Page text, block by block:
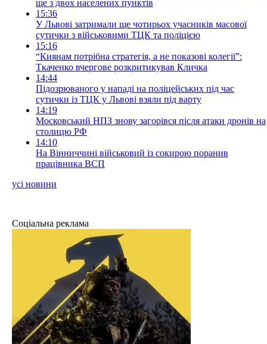
ще з двох населених пунктів
15:36
У Львові затримали ще чотирьох учасників масової
сутички з військовими ТЦК та поліцією
15:16
“Киянам потрібна стратегія, а не показові колегії”:
Ткаченко вчергове розкритикував Кличка
14:44
Підозрюваного у нападі на поліцейських під час
сутички із ТЦК у Львові взяли під варту
14:19
Московський НПЗ знову загорівся після атаки дронів на
столицю РФ
14:10
На Вінниччині військовий із сокирою поранив
працівника ВСП
усі новини
Соціальна реклама